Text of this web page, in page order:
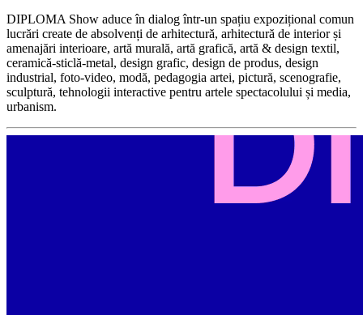
DIPLOMA Show aduce în dialog într-un spațiu expozițional comun
lucrări create de absolvenți de arhitectură, arhitectură de interior și
amenajări interioare, artă murală, artă grafică, artă & design textil,
ceramică-sticlă-metal, design grafic, design de produs, design
industrial, foto-video, modă, pedagogia artei, pictură, scenografie,
sculptură, tehnologii interactive pentru artele spectacolului și media,
urbanism.